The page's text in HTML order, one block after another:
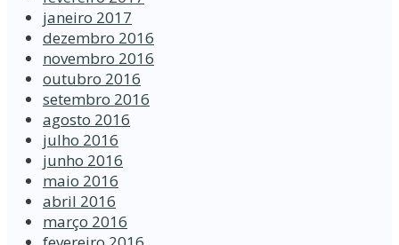
janeiro 2017
dezembro 2016
novembro 2016
outubro 2016
setembro 2016
agosto 2016
julho 2016
junho 2016
maio 2016
abril 2016
março 2016